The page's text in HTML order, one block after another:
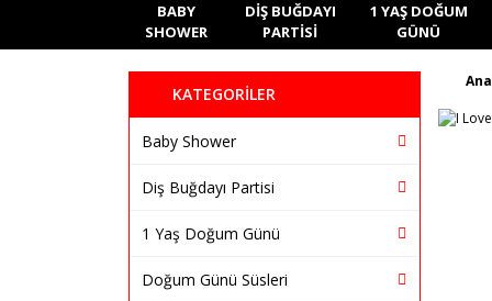
BABY
SHOWER
DIŞ BUĞDAYI
PARTISI
1 YAŞ DOĞUM
GÜNÜ
KATEGORİLER
Baby Shower
Diş Buğdayı Partisi
1 Yaş Doğum Günü
Doğum Günü Süsleri